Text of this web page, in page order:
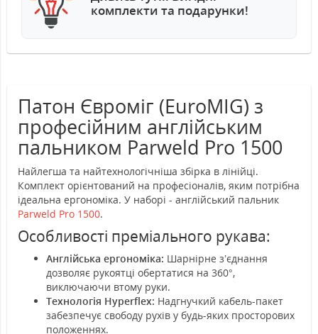
комплекти та подарунки!
Патон Євроміг (EuroMIG) з
професійним англійським
пальником Parweld Pro 1500
Найлегша та найтехнологічніша збірка в лінійці.
Комплект орієнтований на професіоналів, яким потрібна
ідеальна ергономіка. У наборі - англійський пальник
Parweld Pro 1500.
Особливості преміального рукава:
Англійська ергономіка: Шарнірне з’єднання
дозволяє рукоятці обертатися на 360°,
виключаючи втому руки.
Технологія Hyperflex: Надгнучкий кабель-пакет
забезпечує свободу рухів у будь-яких просторових
положеннях.